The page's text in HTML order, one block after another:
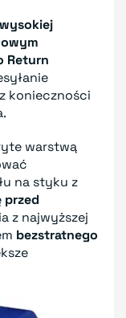
Return
konieczności
warstwą
na styku z
przed
z najwyższej
bezstratnego